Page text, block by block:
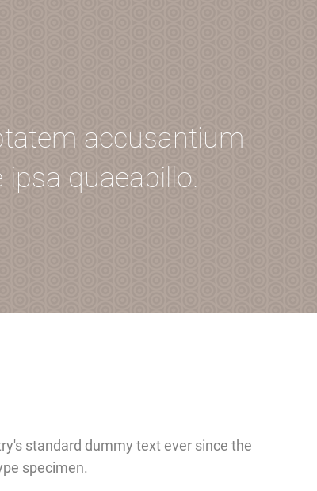
accusantium
quaeabillo.
standard dummy text ever since the
specimen.